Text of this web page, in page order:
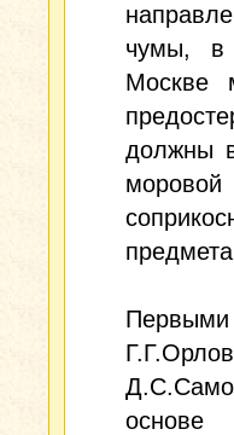
чумы,
Москве
должны
Первыми
основе